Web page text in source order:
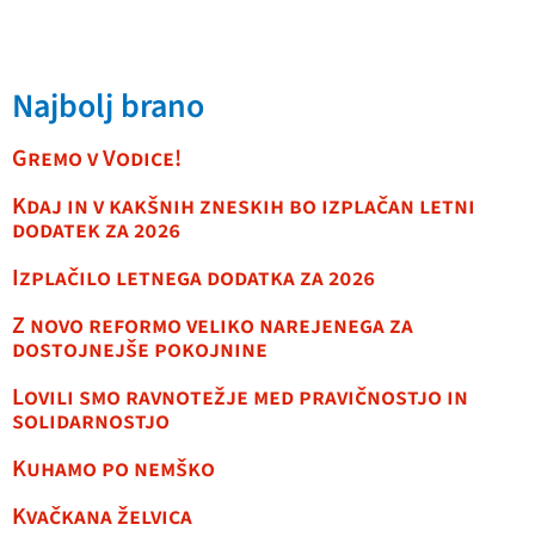
Najbolj brano
Gremo v Vodice!
Kdaj in v kakšnih zneskih bo izplačan letni
dodatek za 2026
Izplačilo letnega dodatka za 2026
Z novo reformo veliko narejenega za
dostojnejše pokojnine
Lovili smo ravnotežje med pravičnostjo in
solidarnostjo
Kuhamo po nemško
Kvačkana želvica